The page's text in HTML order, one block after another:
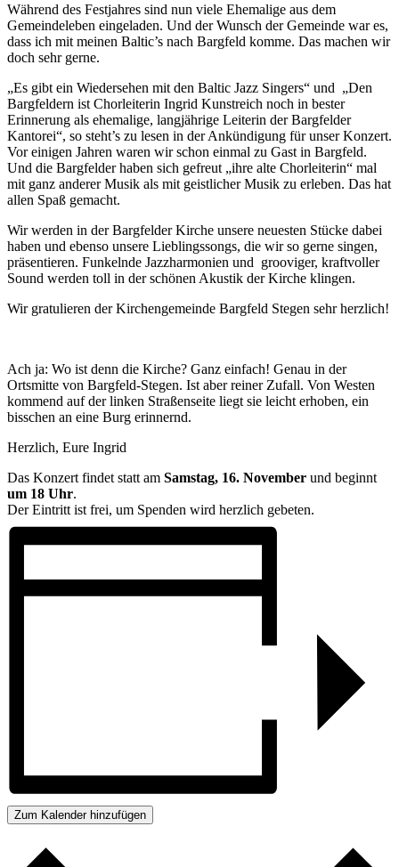
Während des Festjahres sind nun viele Ehemalige aus dem
Gemeindeleben eingeladen. Und der Wunsch der Gemeinde war es,
dass ich mit meinen Baltic’s nach Bargfeld komme. Das machen wir
doch sehr gerne.
„Es gibt ein Wiedersehen mit den Baltic Jazz Singers“ und „Den
Bargfeldern ist Chorleiterin Ingrid Kunstreich noch in bester
Erinnerung als ehemalige, langjährige Leiterin der Bargfelder
Kantorei“, so steht’s zu lesen in der Ankündigung für unser Konzert.
Vor einigen Jahren waren wir schon einmal zu Gast in Bargfeld.
Und die Bargfelder haben sich gefreut „ihre alte Chorleiterin“ mal
mit ganz anderer Musik als mit geistlicher Musik zu erleben. Das hat
allen Spaß gemacht.
Wir werden in der Bargfelder Kirche unsere neuesten Stücke dabei
haben und ebenso unsere Lieblingssongs, die wir so gerne singen,
präsentieren. Funkelnde Jazzharmonien und grooviger, kraftvoller
Sound werden toll in der schönen Akustik der Kirche klingen.
Wir gratulieren der Kirchengemeinde Bargfeld Stegen sehr herzlich!
Ach ja: Wo ist denn die Kirche? Ganz einfach! Genau in der
Ortsmitte von Bargfeld-Stegen. Ist aber reiner Zufall. Von Westen
kommend auf der linken Straßenseite liegt sie leicht erhoben, ein
bisschen an eine Burg erinnernd.
Herzlich, Eure Ingrid
Das Konzert findet statt am Samstag, 16. November und beginnt
um 18 Uhr.
Der Eintritt ist frei, um Spenden wird herzlich gebeten.
Zum Kalender hinzufügen